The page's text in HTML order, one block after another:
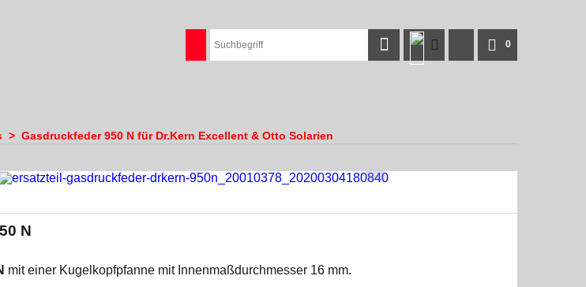
0
> Gasdruckfeder 950 N für Dr.Kern Excellent & Otto Solarien
N
mit einer Kugelkopfpfanne mit Innenmaßdurchmesser 16 mm.